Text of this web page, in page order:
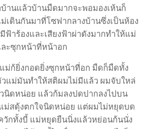
านแล้วบ้านมืดมากจะพอมองเห้นก็
ดินกันมาที่โซฟากลางบ้านซึ่งเป็นห้อง
ฟ้าร้องและเสียงฟ้าผ่าดังมากทำให้แม่
ะซุกหน้าที่หน้าอก
แม่ก้ยิ่งกอดยิ่งซุกหน้าที่อก มืดก็มืดทั้ง
แม่มันทำให้สติผมไม่มีแล้ว ผมจับใหล่
นิดหน่อย แล้วก้มลงปดปากลงไปบน
ม่สดุ้งตกใจนิดหน่อย แต่ผมไม่หยุดบด
วักทั้งบี้ แม่หยุดยืนนิ่งแล้วหย่อนก้นนั่ง